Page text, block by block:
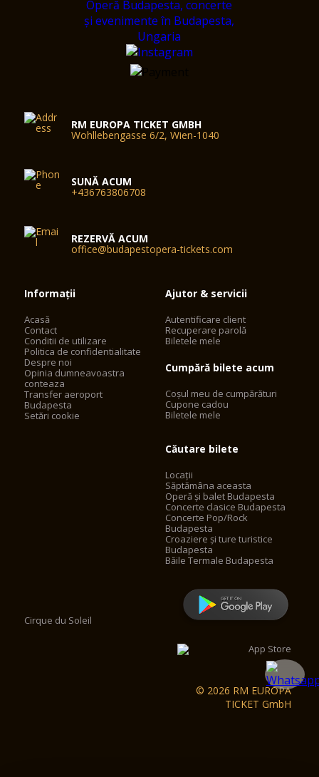
RM EUROPA TICKET GMBH
Wohllebengasse 6/2, Wien-1040
SUNĂ ACUM
+436763806708
REZERVĂ ACUM
office@budapestopera-tickets.com
Informații
Acasă
Contact
Conditii de utilizare
Politica de confidentialitate
Despre noi
Opinia dumneavoastra
conteaza
Transfer aeroport
Budapesta
Setări cookie
Ajutor & servicii
Autentificare client
Recuperare parolă
Biletele mele
Cumpără bilete acum
Coșul meu de cumpărături
Cupone cadou
Biletele mele
Căutare bilete
Locații
Săptămâna aceasta
Operă și balet Budapesta
Concerte clasice Budapesta
Concerte Pop/Rock
Budapesta
Croaziere și ture turistice
Budapesta
Băile Termale Budapesta
Cirque du Soleil
© 2026 RM EUROPA
TICKET GmbH